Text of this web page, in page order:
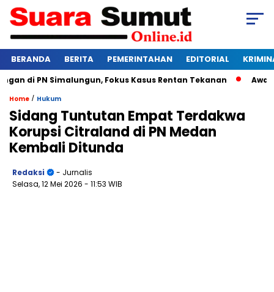
BERANDA BERITA PEMERINTAHAN EDITORIAL
di PN Simalungun, Fokus Kasus Rentan Tekanan Awas
Home / Hukum
Sidang Tuntutan Empat Terdakwa
Korupsi Citraland di PN Medan
Kembali Ditunda
Redaksi
- Jurnalis
Selasa, 12 Mei 2026 - 11:53 WIB